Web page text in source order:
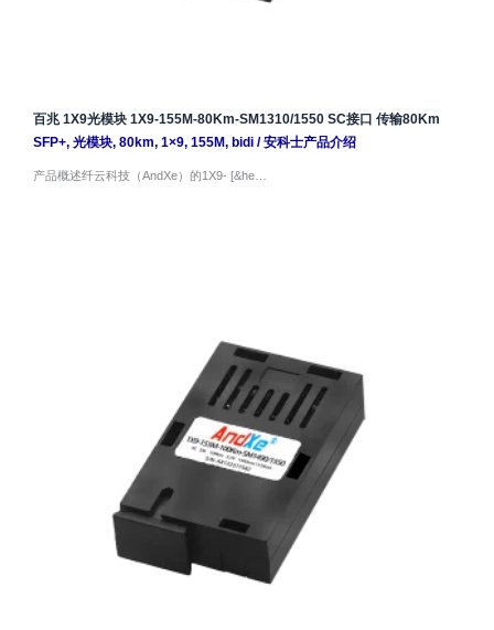
百兆 1X9光模块 1X9-155M-80Km-SM1310/1550 SC接口 传输80Km
SFP+, 光模块, 80km, 1×9, 155M, bidi/安科士产品介绍
产品概述纤云科技（AndXe）的1X9- [&he…